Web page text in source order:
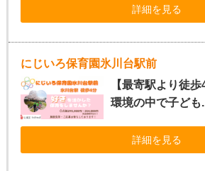
詳細を見る
にじいろ保育園氷川台駅前
【最寄駅より徒
環境の中で子ども
詳細を見る